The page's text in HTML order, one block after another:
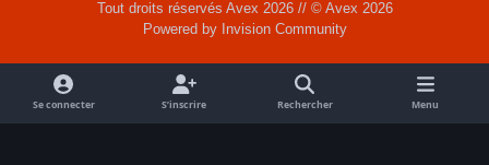
o
k
Tout droits réservés Avex 2026 // © Avex 2026
Powered by Invision Community
Se connecter S’inscrire Rechercher Menu